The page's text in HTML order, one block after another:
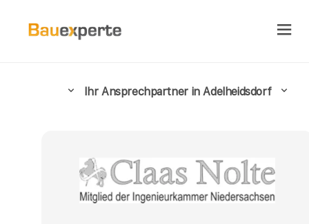
Ihr Ansprechpartner in Adelheidsdorf